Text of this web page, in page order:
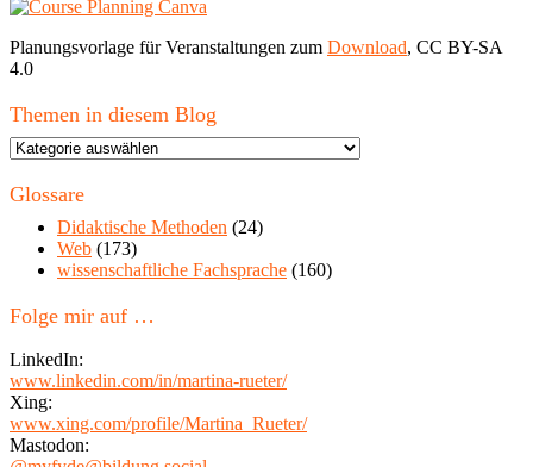
Planungsvorlage für Veranstaltungen zum Download, CC BY-SA
4.0
Themen in diesem Blog
Themen
diesem
Glossare
Didaktische Methoden (24)
Web (173)
wissenschaftliche Fachsprache (160)
Folge mir auf …
LinkedIn:
www.linkedin.com/in/martina-rueter/
Xing:
www.xing.com/profile/Martina_Rueter/
Mastodon: